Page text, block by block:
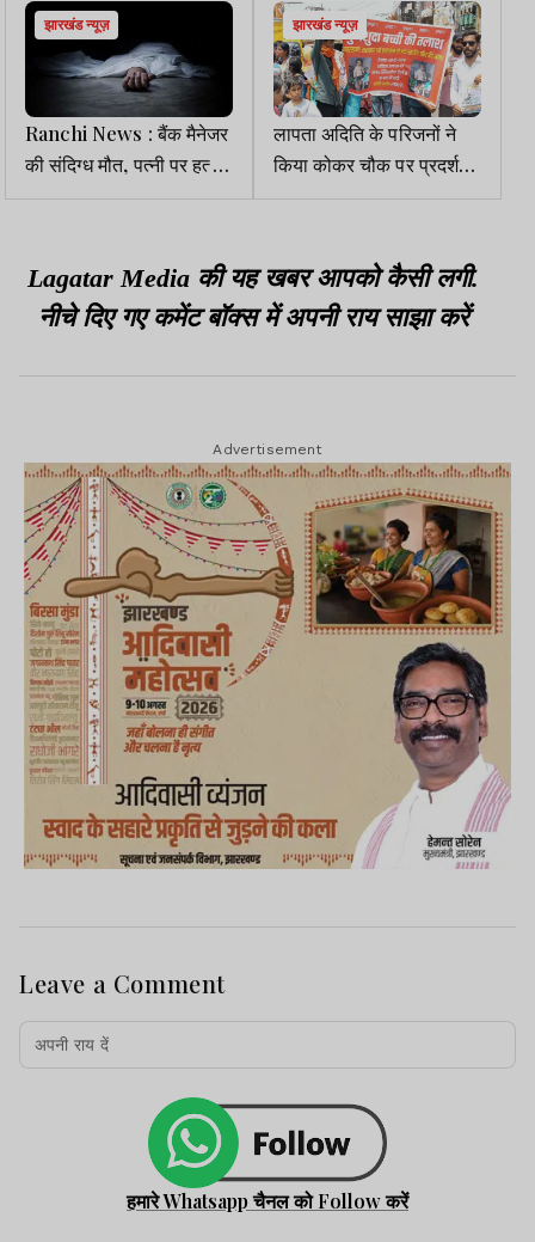
झारखंड न्यूज़
Ranchi News : बैंक मैनेजर
की संदिग्ध मौत, पत्नी पर हत्या
का आरोप, FIR
झारखंड न्यूज़
लापता अदिति के परिजनों ने
किया कोकर चौक पर प्रदर्शन,
जांच तेज करने की मांग
Lagatar Media की यह खबर आपको कैसी लगी.
नीचे दिए गए कमेंट बॉक्स में अपनी राय साझा करें
Advertisement
Leave a Comment
हमारे Whatsapp चैनल को Follow करें